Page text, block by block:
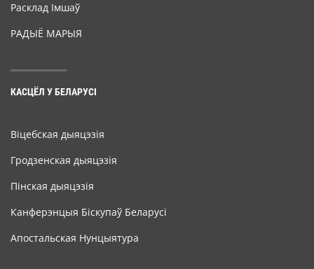
Расклад Імшаў
РАДЫЁ МАРЫЯ
КАСЦЁЛ У БЕЛАРУСІ
Віцебская дыяцэзія
Гродзенская дыяцэзія
Пінская дыяцэзія
Канферэнцыя Біскупаў Беларусі
Апостальская Нунцыятура